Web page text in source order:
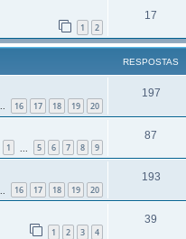
1 2
17
RESPOSTAS
16 17 18 19 20
197
1 5 6 7 8 9
87
16 17 18 19 20
193
1 2 3 4
39